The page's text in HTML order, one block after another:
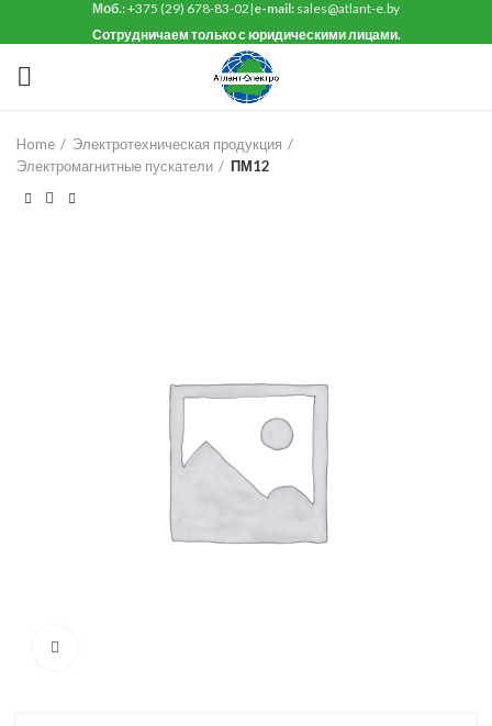
Моб.:+375 (29) 678-83-02 |e-mail: sales@atlant-e.by
Сотрудничаем только с юридическими лицами.
Home
Электротехническая продукция
Электромагнитные пускатели
ПМ12